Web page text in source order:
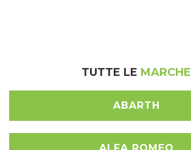
TUTTE LE MARCHE
ABARTH